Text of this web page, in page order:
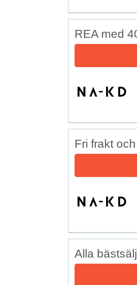
REA med
Fri frakt
Alla